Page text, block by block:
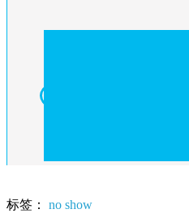
标签： no show